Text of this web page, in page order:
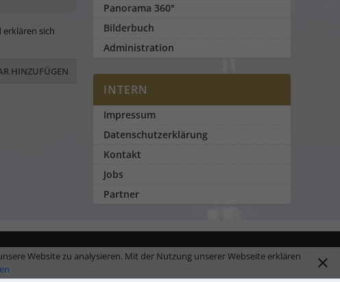
sich
Panorama 360°
Bilderbuch
Administration
INTERN
Impressum
Datenschutzerklärung
Kontakt
Jobs
Partner
Website zu analysieren. Mit der Nutzung unserer Webseite erklären